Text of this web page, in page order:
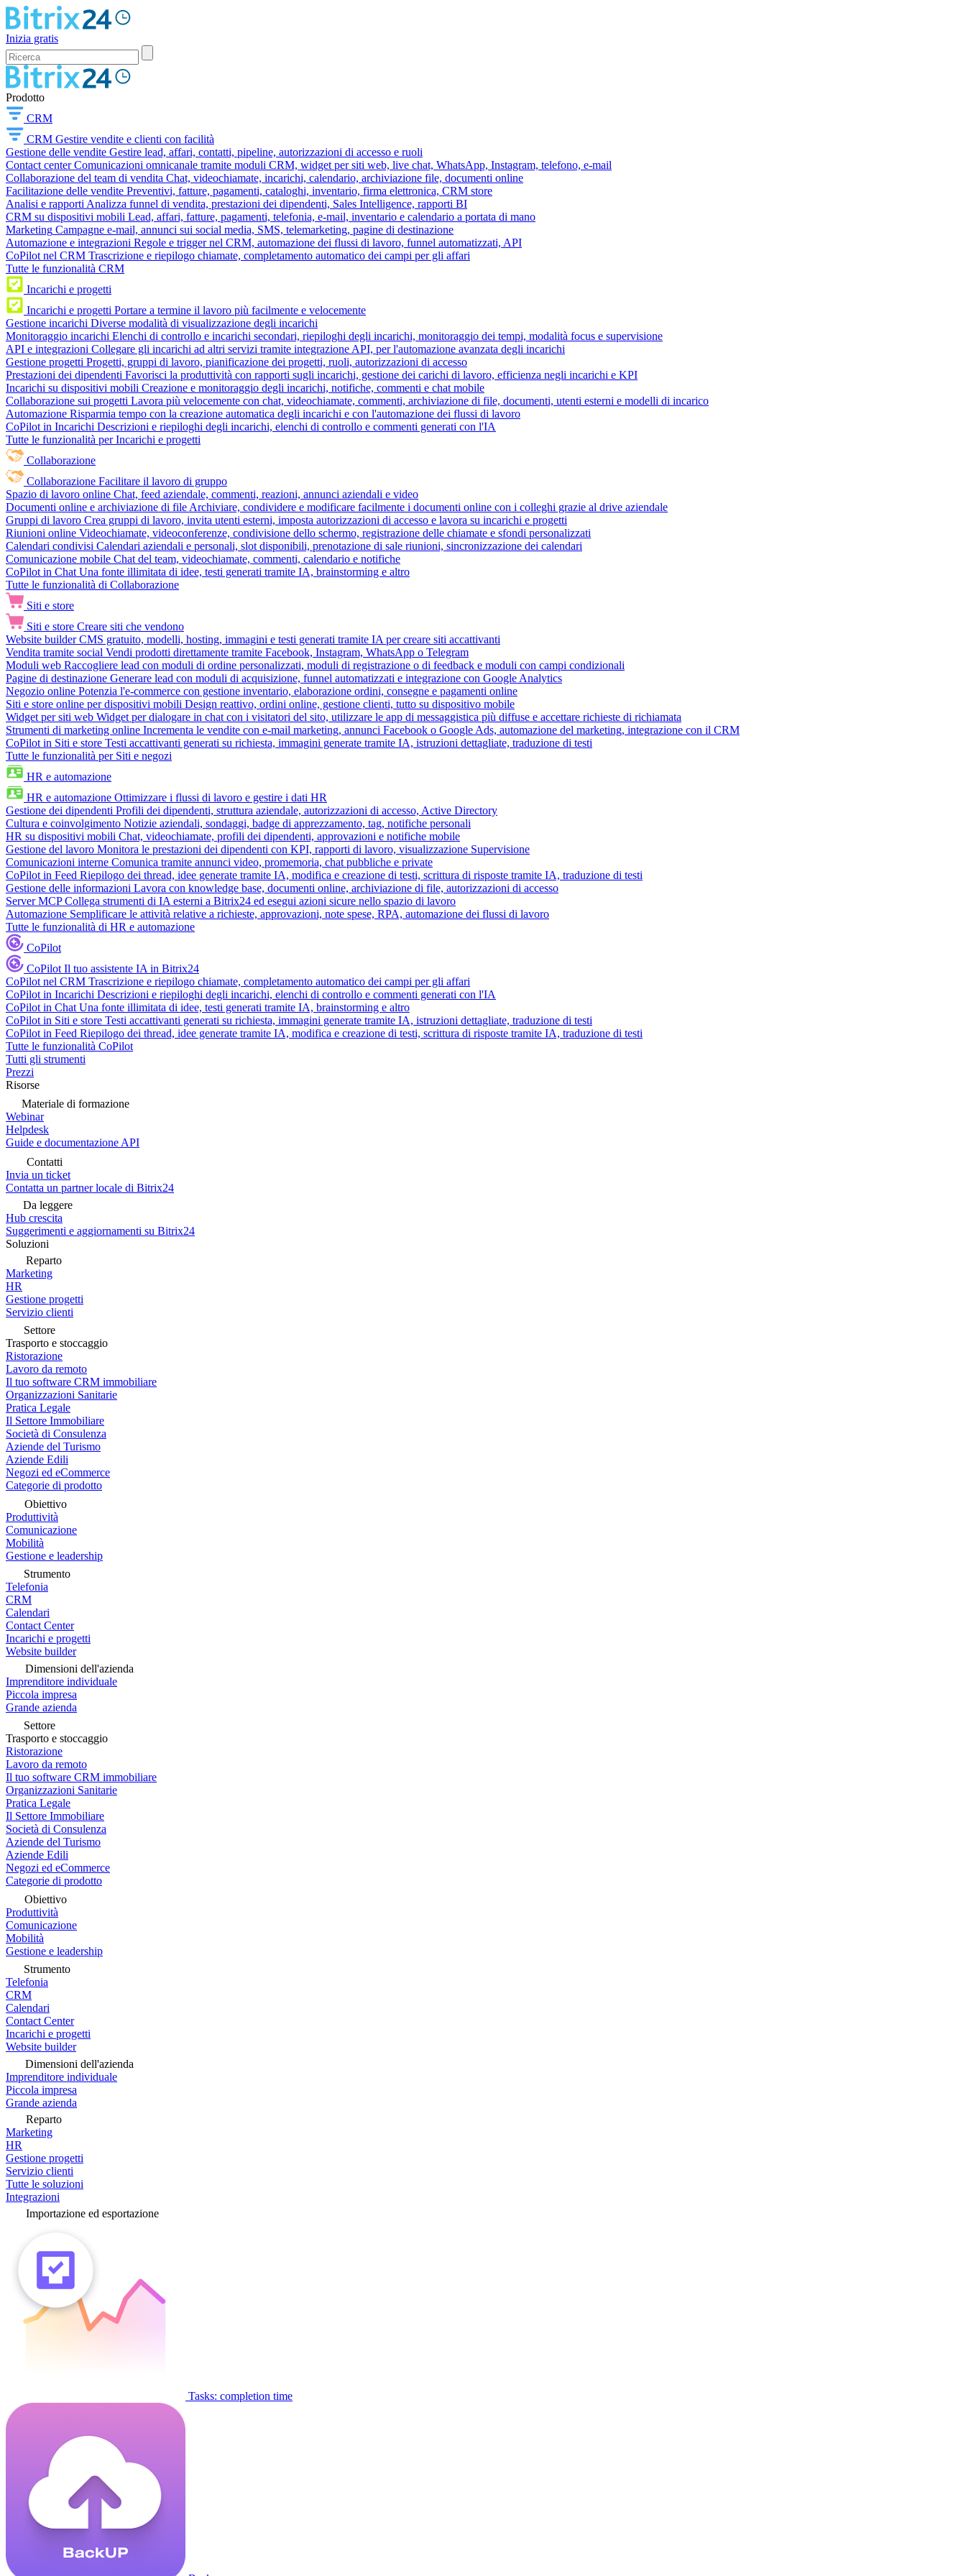
Inizia gratis
Prodotto
CRM
CRM Gestire vendite e clienti con facilità
Gestione delle vendite Gestire lead, affari, contatti, pipeline, autorizzazioni di accesso e ruoli
Contact center Comunicazioni omnicanale tramite moduli CRM, widget per siti web, live chat, WhatsApp, Instagram, telefono, e-mail
Collaborazione del team di vendita Chat, videochiamate, incarichi, calendario, archiviazione file, documenti online
Facilitazione delle vendite Preventivi, fatture, pagamenti, cataloghi, inventario, firma elettronica, CRM store
Analisi e rapporti Analizza funnel di vendita, prestazioni dei dipendenti, Sales Intelligence, rapporti BI
CRM su dispositivi mobili Lead, affari, fatture, pagamenti, telefonia, e-mail, inventario e calendario a portata di mano
Marketing Campagne e-mail, annunci sui social media, SMS, telemarketing, pagine di destinazione
Automazione e integrazioni Regole e trigger nel CRM, automazione dei flussi di lavoro, funnel automatizzati, API
CoPilot nel CRM Trascrizione e riepilogo chiamate, completamento automatico dei campi per gli affari
Tutte le funzionalità CRM
Incarichi e progetti
Incarichi e progetti Portare a termine il lavoro più facilmente e velocemente
Gestione incarichi Diverse modalità di visualizzazione degli incarichi
Monitoraggio incarichi Elenchi di controllo e incarichi secondari, riepiloghi degli incarichi, monitoraggio dei tempi, modalità focus e supervisione
API e integrazioni Collegare gli incarichi ad altri servizi tramite integrazione API, per l'automazione avanzata degli incarichi
Gestione progetti Progetti, gruppi di lavoro, pianificazione dei progetti, ruoli, autorizzazioni di accesso
Prestazioni dei dipendenti Favorisci la produttività con rapporti sugli incarichi, gestione dei carichi di lavoro, efficienza negli incarichi e KPI
Incarichi su dispositivi mobili Creazione e monitoraggio degli incarichi, notifiche, commenti e chat mobile
Collaborazione sui progetti Lavora più velocemente con chat, videochiamate, commenti, archiviazione di file, documenti, utenti esterni e modelli di incarico
Automazione Risparmia tempo con la creazione automatica degli incarichi e con l'automazione dei flussi di lavoro
CoPilot in Incarichi Descrizioni e riepiloghi degli incarichi, elenchi di controllo e commenti generati con l'IA
Tutte le funzionalità per Incarichi e progetti
Collaborazione
Collaborazione Facilitare il lavoro di gruppo
Spazio di lavoro online Chat, feed aziendale, commenti, reazioni, annunci aziendali e video
Documenti online e archiviazione di file Archiviare, condividere e modificare facilmente i documenti online con i colleghi grazie al drive aziendale
Gruppi di lavoro Crea gruppi di lavoro, invita utenti esterni, imposta autorizzazioni di accesso e lavora su incarichi e progetti
Riunioni online Videochiamate, videoconferenze, condivisione dello schermo, registrazione delle chiamate e sfondi personalizzati
Calendari condivisi Calendari aziendali e personali, slot disponibili, prenotazione di sale riunioni, sincronizzazione dei calendari
Comunicazione mobile Chat del team, videochiamate, commenti, calendario e notifiche
CoPilot in Chat Una fonte illimitata di idee, testi generati tramite IA, brainstorming e altro
Tutte le funzionalità di Collaborazione
Siti e store
Siti e store Creare siti che vendono
Website builder CMS gratuito, modelli, hosting, immagini e testi generati tramite IA per creare siti accattivanti
Vendita tramite social Vendi prodotti direttamente tramite Facebook, Instagram, WhatsApp o Telegram
Moduli web Raccogliere lead con moduli di ordine personalizzati, moduli di registrazione o di feedback e moduli con campi condizionali
Pagine di destinazione Generare lead con moduli di acquisizione, funnel automatizzati e integrazione con Google Analytics
Negozio online Potenzia l'e-commerce con gestione inventario, elaborazione ordini, consegne e pagamenti online
Siti e store online per dispositivi mobili Design reattivo, ordini online, gestione clienti, tutto su dispositivo mobile
Widget per siti web Widget per dialogare in chat con i visitatori del sito, utilizzare le app di messaggistica più diffuse e accettare richieste di richiamata
Strumenti di marketing online Incrementa le vendite con e-mail marketing, annunci Facebook o Google Ads, automazione del marketing, integrazione con il CRM
CoPilot in Siti e store Testi accattivanti generati su richiesta, immagini generate tramite IA, istruzioni dettagliate, traduzione di testi
Tutte le funzionalità per Siti e negozi
HR e automazione
HR e automazione Ottimizzare i flussi di lavoro e gestire i dati HR
Gestione dei dipendenti Profili dei dipendenti, struttura aziendale, autorizzazioni di accesso, Active Directory
Cultura e coinvolgimento Notizie aziendali, sondaggi, badge di apprezzamento, tag, notifiche personali
HR su dispositivi mobili Chat, videochiamate, profili dei dipendenti, approvazioni e notifiche mobile
Gestione del lavoro Monitora le prestazioni dei dipendenti con KPI, rapporti di lavoro, visualizzazione Supervisione
Comunicazioni interne Comunica tramite annunci video, promemoria, chat pubbliche e private
CoPilot in Feed Riepilogo dei thread, idee generate tramite IA, modifica e creazione di testi, scrittura di risposte tramite IA, traduzione di testi
Gestione delle informazioni Lavora con knowledge base, documenti online, archiviazione di file, autorizzazioni di accesso
Server MCP Collega strumenti di IA esterni a Bitrix24 ed esegui azioni sicure nello spazio di lavoro
Automazione Semplificare le attività relative a richieste, approvazioni, note spese, RPA, automazione dei flussi di lavoro
Tutte le funzionalità di HR e automazione
CoPilot
CoPilot Il tuo assistente IA in Bitrix24
CoPilot nel CRM Trascrizione e riepilogo chiamate, completamento automatico dei campi per gli affari
CoPilot in Incarichi Descrizioni e riepiloghi degli incarichi, elenchi di controllo e commenti generati con l'IA
CoPilot in Chat Una fonte illimitata di idee, testi generati tramite IA, brainstorming e altro
CoPilot in Siti e store Testi accattivanti generati su richiesta, immagini generate tramite IA, istruzioni dettagliate, traduzione di testi
CoPilot in Feed Riepilogo dei thread, idee generate tramite IA, modifica e creazione di testi, scrittura di risposte tramite IA, traduzione di testi
Tutte le funzionalità CoPilot
Tutti gli strumenti
Prezzi
Risorse
Materiale di formazione
Webinar
Helpdesk
Guide e documentazione API
Contatti
Invia un ticket
Contatta un partner locale di Bitrix24
Da leggere
Hub crescita
Suggerimenti e aggiornamenti su Bitrix24
Soluzioni
Reparto
Marketing
HR
Gestione progetti
Servizio clienti
Settore
Trasporto e stoccaggio
Ristorazione
Lavoro da remoto
Il tuo software CRM immobiliare
Organizzazioni Sanitarie
Pratica Legale
Il Settore Immobiliare
Società di Consulenza
Aziende del Turismo
Aziende Edili
Negozi ed eCommerce
Categorie di prodotto
Obiettivo
Produttività
Comunicazione
Mobilità
Gestione e leadership
Strumento
Telefonia
CRM
Calendari
Contact Center
Incarichi e progetti
Website builder
Dimensioni dell'azienda
Imprenditore individuale
Piccola impresa
Grande azienda
Settore
Trasporto e stoccaggio
Ristorazione
Lavoro da remoto
Il tuo software CRM immobiliare
Organizzazioni Sanitarie
Pratica Legale
Il Settore Immobiliare
Società di Consulenza
Aziende del Turismo
Aziende Edili
Negozi ed eCommerce
Categorie di prodotto
Obiettivo
Produttività
Comunicazione
Mobilità
Gestione e leadership
Strumento
Telefonia
CRM
Calendari
Contact Center
Incarichi e progetti
Website builder
Dimensioni dell'azienda
Imprenditore individuale
Piccola impresa
Grande azienda
Reparto
Marketing
HR
Gestione progetti
Servizio clienti
Tutte le soluzioni
Integrazioni
Importazione ed esportazione
Tasks: completion time